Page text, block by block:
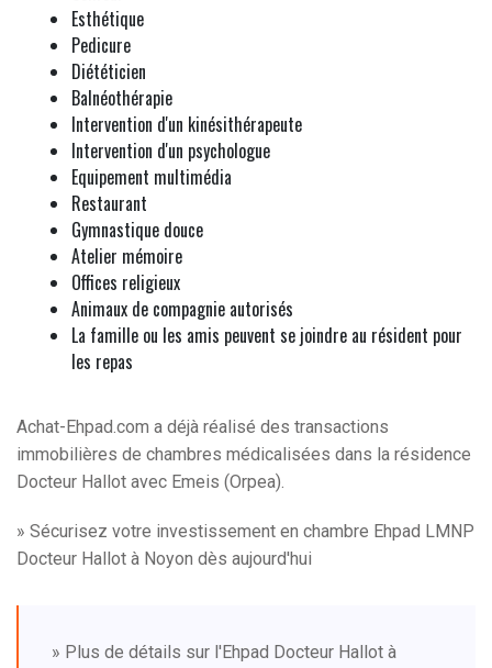
Esthétique
Pedicure
Diététicien
Balnéothérapie
Intervention d'un kinésithérapeute
Intervention d'un psychologue
Equipement multimédia
Restaurant
Gymnastique douce
Atelier mémoire
Offices religieux
Animaux de compagnie autorisés
La famille ou les amis peuvent se joindre au résident pour
les repas
Achat-Ehpad.com a déjà réalisé des transactions
immobilières de chambres médicalisées dans la résidence
Docteur Hallot avec Emeis (Orpea).
» Sécurisez votre investissement en chambre Ehpad LMNP
Docteur Hallot à Noyon dès aujourd'hui
» Plus de détails sur l'Ehpad Docteur Hallot à